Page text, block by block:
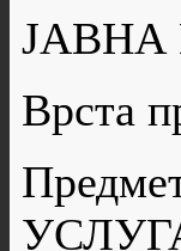
ЈАВНА
Врста